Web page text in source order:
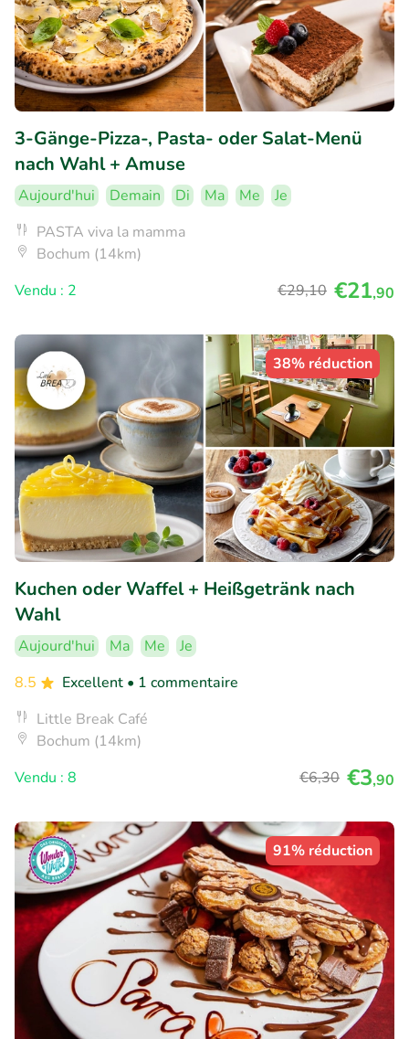
3-Gänge-Pizza-, Pasta- oder Salat-Menü
nach Wahl + Amuse
Aujourd'hui Demain Di Ma Me
Je
PASTA viva la mamma
Bochum (14km)
Vendu : 2
€29,10 €21,90
38% réduction
Kuchen oder Waffel + Heißgetränk nach
Wahl
Aujourd'hui Ma Me
Je
8.5
Excellent • 1 commentaire
Little Break Café
Bochum (14km)
Vendu : 8
€6,30 €3,90
91% réduction